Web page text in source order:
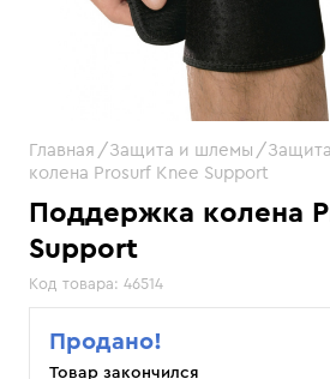
Поддержка колена
Support
Код товара: 46514
Главная Защита и шлемы Защита
колена Prosurf Knee Support
Продано!
Товар закончился